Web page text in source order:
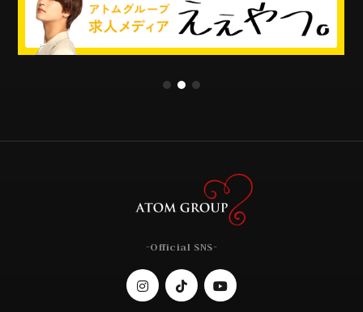
-Official SNS-